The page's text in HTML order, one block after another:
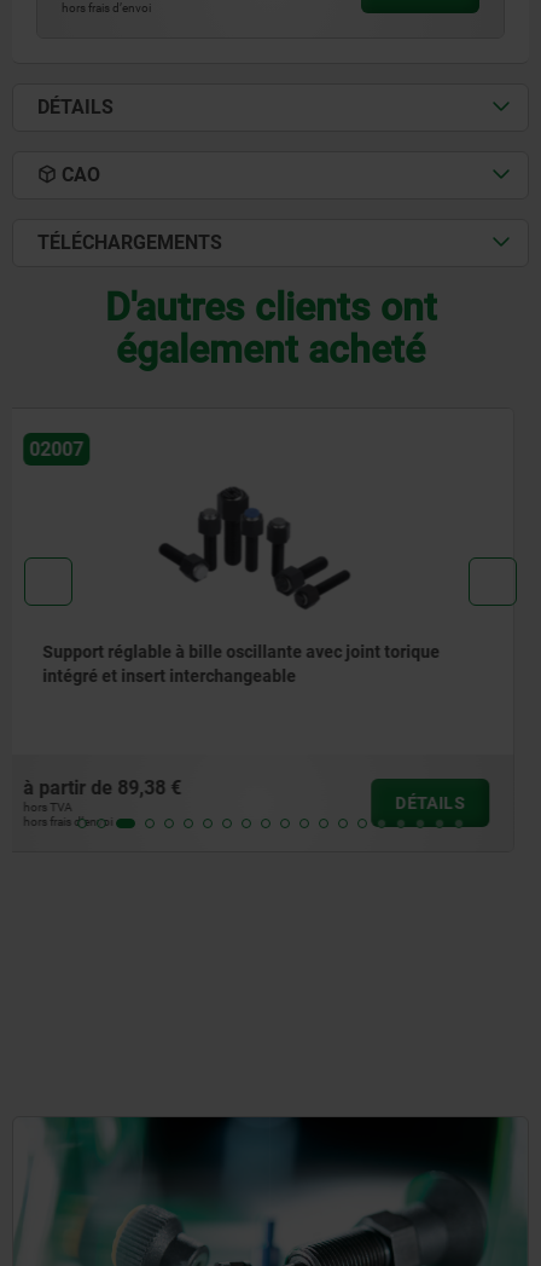
hors frais d’envoi
DÉTAILS
CAO
TÉLÉCHARGEMENTS
D'autres clients ont
également acheté
02080
Support à bille oscillante angle d‘inclinaison 12°
à partir de25,65 €
hors TVA
hors frais d’envoi
DÉTAILS